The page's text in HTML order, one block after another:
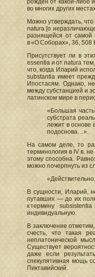
рожден от какой-либо
во многих других
Можно утверждать,
natura [о
разнящейся от самой
в «О Соборах», 36, 508
Присутствует ли в
essentia и от natura
что, когда Иларий
substantia имеет
Ипостасям. Однако,
между субстанцией и
латинском мире в
«Большая
субстрата
лежит в основе
подоснова…».
На самом деле, то
терминология в IV в.
этому способна.
можно почерпнуть из
В сущности, Иларий,
путавших — до их
к термину
индивидуальную.
В заключение
счесть, что такая
неплатонической
Существует
даже если
спекулятивная мощь
Пиктавийский.